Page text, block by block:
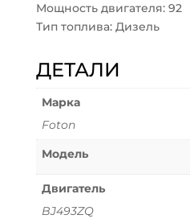
Мощность двигателя: 92
Тип топлива: Дизель
ДЕТАЛИ
Марка
Foton
Модель
Двигатель
BJ493ZQ